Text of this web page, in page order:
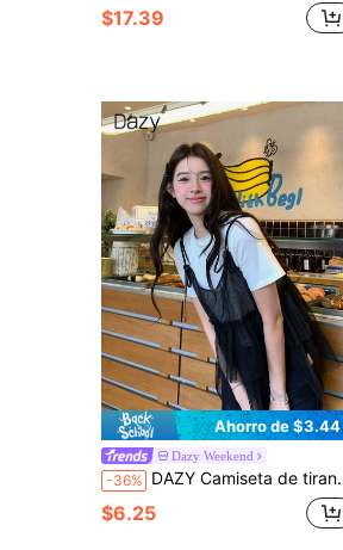
$17.39
Ahorro de $3.44
Dazy Weekend
-36% DAZY Camiseta de tirantes de mujer de unicolor con doble volante en el bajo, para verano
$6.25